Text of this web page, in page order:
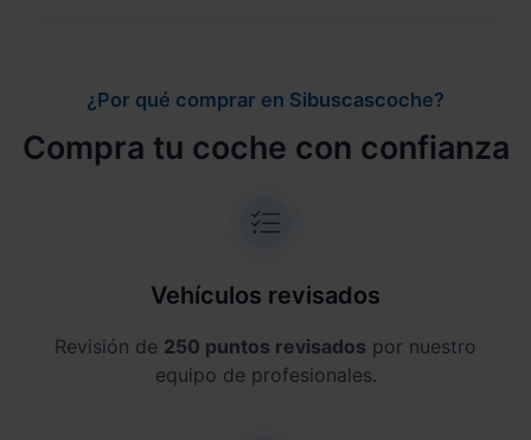
¿Por qué comprar en Sibuscascoche?
Compra tu coche con confianza
Vehículos revisados
Revisión de 250 puntos revisados por nuestro
equipo de profesionales.